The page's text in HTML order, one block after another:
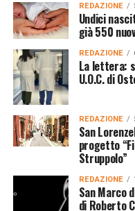
REDAZIONE
Undici
già 550
REDAZIONE
La lettera:
U.O.C. di
REDAZIONE
San
progetto
Struppolo”
REDAZIONE
San Marco
di Roberto